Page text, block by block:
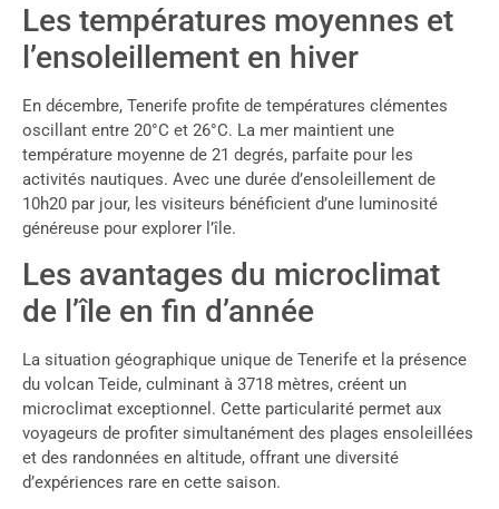
Les températures moyennes et
l’ensoleillement en hiver
En décembre, Tenerife profite de températures clémentes
oscillant entre 20°C et 26°C. La mer maintient une
température moyenne de 21 degrés, parfaite pour les
activités nautiques. Avec une durée d’ensoleillement de
10h20 par jour, les visiteurs bénéficient d’une luminosité
généreuse pour explorer l’île.
Les avantages du microclimat
de l’île en fin d’année
La situation géographique unique de Tenerife et la présence
du volcan Teide, culminant à 3718 mètres, créent un
microclimat exceptionnel. Cette particularité permet aux
voyageurs de profiter simultanément des plages ensoleillées
et des randonnées en altitude, offrant une diversité
d’expériences rare en cette saison.